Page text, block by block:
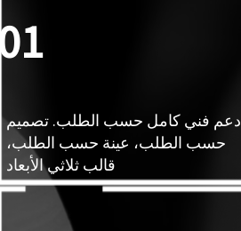
01
دعم فني كامل حسب الطلب. تصميم
حسب الطلب، عينة حسب الطلب،
قالب ثلاثي الأبعاد